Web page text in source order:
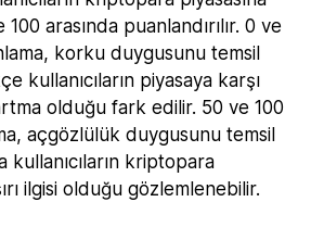
100 arasında puanlandırılır. 0 ve
korku duygusunu temsil
kullanıcıların piyasaya karşı
olduğu fark edilir. 50 ve 100
açgözlülük duygusunu temsil
kullanıcıların kriptopara
ilgisi olduğu gözlemlenebilir.